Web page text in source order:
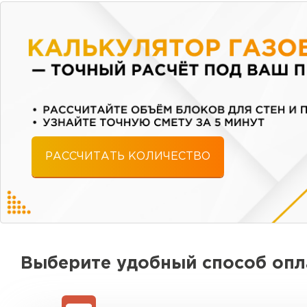
РАССЧИТАТЬ КОЛИЧЕСТВО
Выберите удобный способ